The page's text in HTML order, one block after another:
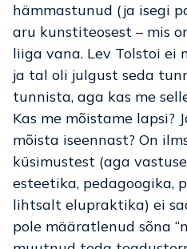
hämmastunud (ja isegi
aru kunstiteosest – mis
liiga vana. Lev Tolstoi ei
ja tal oli julgust seda
tunnista, aga kas me
Kas me mõistame lapsi?
mõista iseennast? On
küsimustest (aga
esteetika, pedagoogika,
lihtsalt elupraktika) ei
pole määratlenud sõna